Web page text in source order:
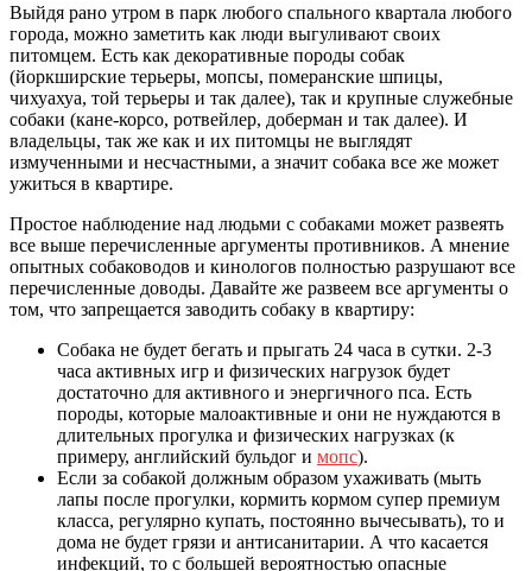
Выйдя рано утром в парк любого спального квартала любого
города, можно заметить как люди выгуливают своих
питомцем. Есть как декоративные породы собак
(йоркширские терьеры, мопсы, померанские шпицы,
чихуахуа, той терьеры и так далее), так и крупные служебные
собаки (кане-корсо, ротвейлер, доберман и так далее). И
владельцы, так же как и их питомцы не выглядят
измученными и несчастными, а значит собака все же может
ужиться в квартире.
Простое наблюдение над людьми с собаками может развеять
все выше перечисленные аргументы противников. А мнение
опытных собаководов и кинологов полностью разрушают все
перечисленные доводы. Давайте же развеем все аргументы о
том, что запрещается заводить собаку в квартиру:
Собака не будет бегать и прыгать 24 часа в сутки. 2-3
часа активных игр и физических нагрузок будет
достаточно для активного и энергичного пса. Есть
породы, которые малоактивные и они не нуждаются в
длительных прогулка и физических нагрузках (к
примеру, английский бульдог и мопс).
Если за собакой должным образом ухаживать (мыть
лапы после прогулки, кормить кормом супер премиум
класса, регулярно купать, постоянно вычесывать), то и
дома не будет грязи и антисанитарии. А что касается
инфекций, то с большей вероятностью опасные